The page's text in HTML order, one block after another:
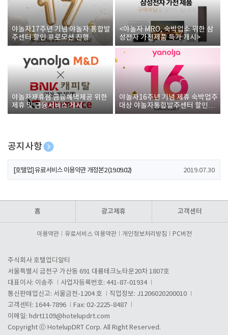
야놀자17주년 기념 야놀자 통합발
주센터 할인 프로모션 진행
<야놀자 MRO, 숙박업소 위한 삼
성전자 가전제품 특가 개시>
야놀자제휴점 금융혜택제공 위한
제휴 및 금융서비스 게시
야놀자16주년 기념 제휴 숙박업주
대상 야놀자통합발주센터 할인쿠
폰 증정
공지사항
[호텔업] 개인정보 처리방침 개정본1 (19.09.02)
[호텔업] 유료서비스 이용약관 개정본2 (19.09.02) 2019.07.30
홈 광고제휴 고객센터
이용약관 유료서비스 이용약관 개인정보처리방침 PC버전
주식회사 호텔업디알티
서울특별시 금천구 가산동 691 대륭테크노타운20차 1807호
대표이사: 이송주
사업자등록번호: 441-87-01934
통신판매업신고: 서울금천-1204 호
직업정보: J1206020200010
고객센터: 1644-7896
Fax: 02-2225-8487
이메일: hdrt1109@hotelupdrt.com
Copyright ⓒ HotelupDRT Corp. All Right Reserved.